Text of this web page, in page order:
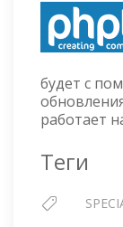
будет с
работает
Теги